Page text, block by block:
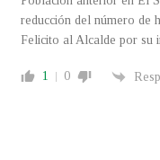
reducción del número de
Felicito al Alcalde por su
1 0